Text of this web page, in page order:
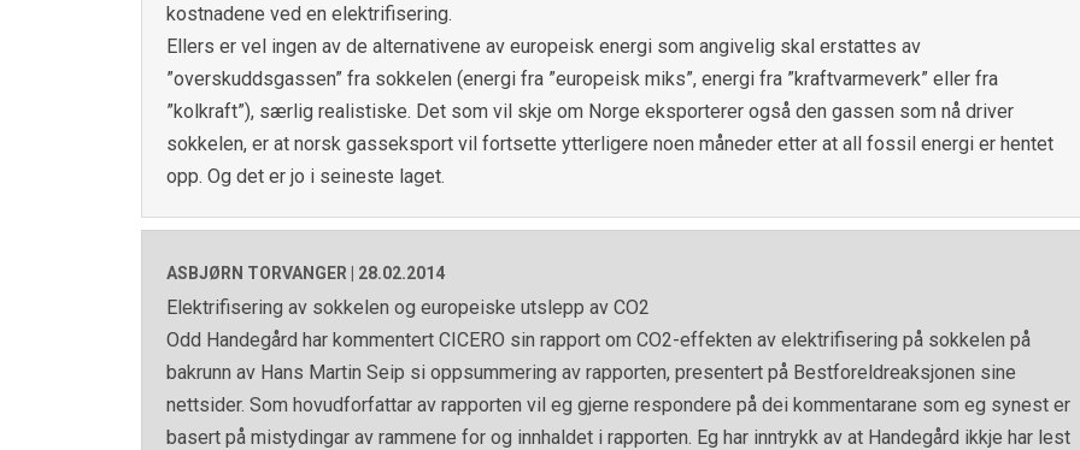
kostnadene ved en elektrifisering.
Ellers er vel ingen av de alternativene av europeisk energi som angivelig skal erstattes av
”overskuddsgassen” fra sokkelen (energi fra ”europeisk miks”, energi fra ”kraftvarmeverk” eller fra
”kolkraft”), særlig realistiske. Det som vil skje om Norge eksporterer også den gassen som nå driver
sokkelen, er at norsk gasseksport vil fortsette ytterligere noen måneder etter at all fossil energi er hentet
opp. Og det er jo i seineste laget.
ASBJØRN TORVANGER | 28.02.2014
Elektrifisering av sokkelen og europeiske utslepp av CO2
Odd Handegård har kommentert CICERO sin rapport om CO2-effekten av elektrifisering på sokkelen på
bakrunn av Hans Martin Seip si oppsummering av rapporten, presentert på Bestforeldreaksjonen sine
nettsider. Som hovudforfattar av rapporten vil eg gjerne respondere på dei kommentarane som eg synest er
basert på mistydingar av rammene for og innhaldet i rapporten. Eg har inntrykk av at Handegård ikkje har lest